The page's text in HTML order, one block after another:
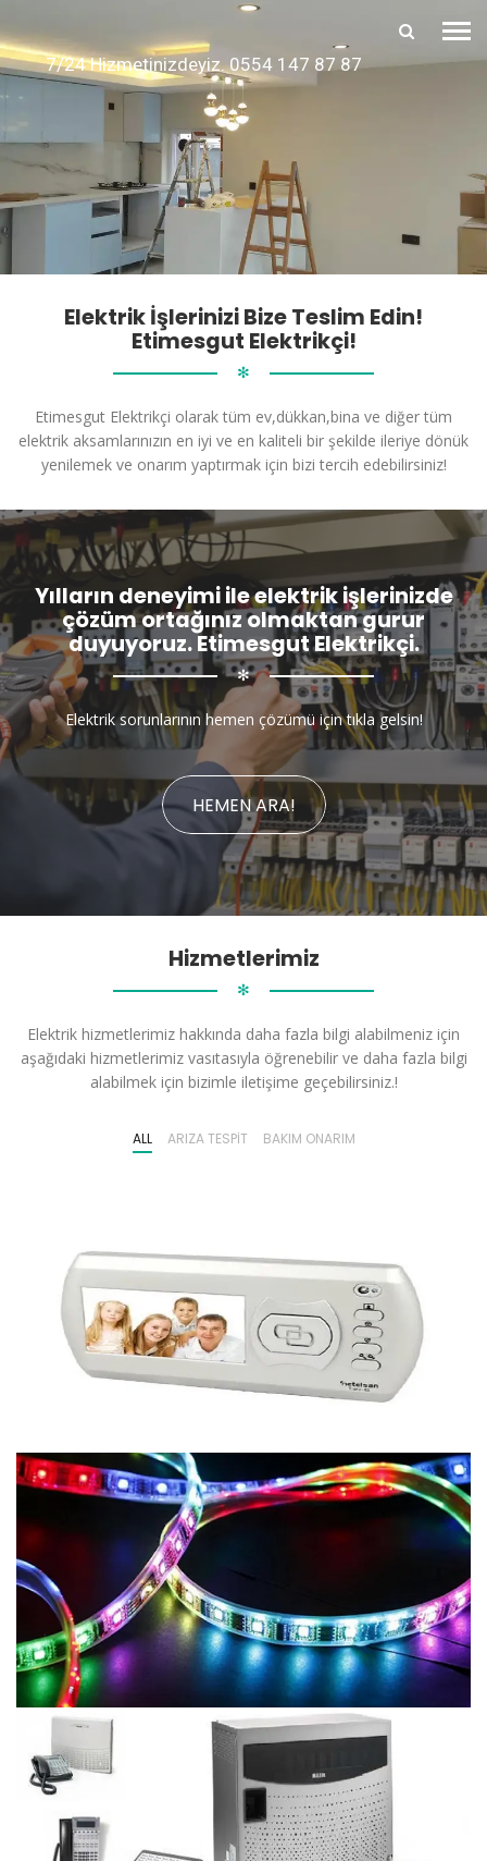
7/24 Hizmetinizdeyiz. 0554 147 87 87
Elektrik İşlerinizi Bize Teslim Edin!
Etimesgut Elektrikçi!
✻
Etimesgut Elektrikçi olarak tüm ev,dükkan,bina ve diğer tüm
elektrik aksamlarınızın en iyi ve en kaliteli bir şekilde ileriye dönük
yenilemek ve onarım yaptırmak için bizi tercih edebilirsiniz!
Yılların deneyimi ile elektrik işlerinizde
çözüm ortağınız olmaktan gurur
duyuyoruz. Etimesgut Elektrikçi.
✻
Elektrik sorunlarının hemen çözümü için tıkla gelsin!
HEMEN ARA!
Hizmetlerimiz
✻
Elektrik hizmetlerimiz hakkında daha fazla bilgi alabilmeniz için
aşağıdaki hizmetlerimiz vasıtasıyla öğrenebilir ve daha fazla bilgi
alabilmek için bizimle iletişime geçebilirsiniz.!
ALL ARIZA TESPIT BAKIM ONARIM